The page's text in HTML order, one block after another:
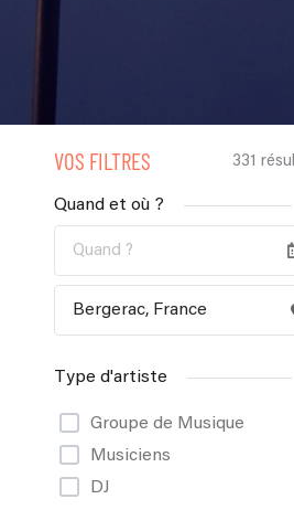
VOS FILTRES 331
Quand et où ?
Type d'artiste
Groupe de Musique
Musiciens
DJ